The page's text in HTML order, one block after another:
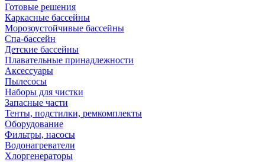
Готовые решения
Каркасные бассейны
Морозоустойчивые бассейны
Спа-бассейн
Детские бассейны
Плавательные принадлежности
Аксессуары
Пылесосы
Наборы для чистки
Запасные части
Тенты, подстилки, ремкомплекты
Оборудование
Фильтры, насосы
Водонагреватели
Хлоргенераторы